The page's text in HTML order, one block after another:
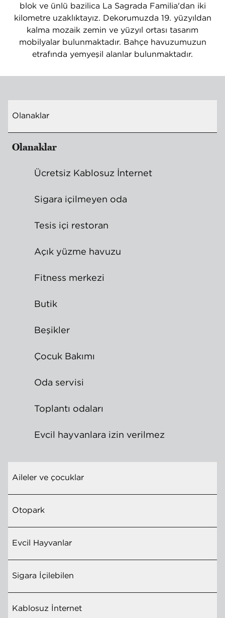
blok ve ünlü bazilica La Sagrada Familia'dan iki
kilometre uzaklıktayız. Dekorumuzda 19. yüzyıldan
kalma mozaik zemin ve yüzyıl ortası tasarım
mobilyalar bulunmaktadır. Bahçe havuzumuzun
etrafında yemyeşil alanlar bulunmaktadır.
Olanaklar
Olanaklar
Ücretsiz Kablosuz İnternet
Sigara içilmeyen oda
Tesis içi restoran
Açık yüzme havuzu
Fitness merkezi
Butik
Beşikler
Çocuk Bakımı
Oda servisi
Toplantı odaları
Evcil hayvanlara izin verilmez
Aileler ve çocuklar
Otopark
Evcil Hayvanlar
Sigara İçilebilen
Kablosuz İnternet